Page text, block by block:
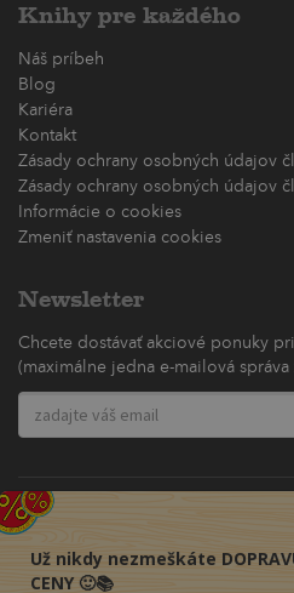
Knihy pre každého
Náš príbeh
Blog
Kariéra
Kontakt
Zásady ochrany osobných údajov
Zásady ochrany osobných údajov
Informácie o cookies
Zmeniť nastavenia cookies
Newsletter
Chcete dostávať akciové ponuky
(maximálne jedna e-mailová správa
Už nikdy nezmeškáte
CENY 🙂📚